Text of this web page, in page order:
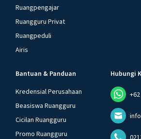
Ruangpengajar
Ruangguru Privat
Ruangpeduli
Airis
Bantuan & Panduan
Kredensial Perusahaan
Beasiswa Ruangguru
Cicilan Ruangguru
Promo Ruangguru
Hubungi